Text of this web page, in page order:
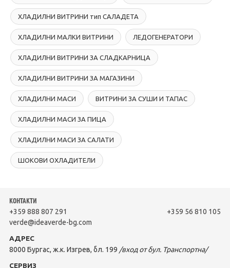
ХЛАДИЛНИ ВИТРИНИ тип САЛАДЕТА
ХЛАДИЛНИ МАЛКИ ВИТРИНИ ЛЕДОГЕНЕРАТОРИ
ХЛАДИЛНИ ВИТРИНИ ЗА СЛАДКАРНИЦА
ХЛАДИЛНИ ВИТРИНИ ЗА МАГАЗИНИ
ХЛАДИЛНИ МАСИ ВИТРИНИ ЗА СУШИ И ТАПАС
ХЛАДИЛНИ МАСИ ЗА ПИЦА
ХЛАДИЛНИ МАСИ ЗА САЛАТИ
ШОКОВИ ОХЛАДИТЕЛИ
КОНТАКТИ
+359 888 807 291
+359 56 810 105
verde@ideaverde-bg.com
АДРЕС
8000 Бургас, ж.к. Изгрев, бл. 199 /вход от бул. Транспортна/
СЕРВИЗ